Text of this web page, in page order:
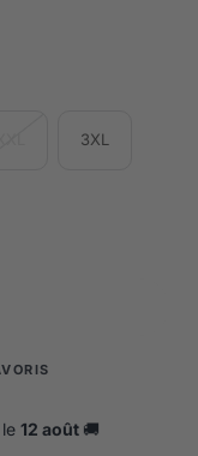
3XL
12 août 🚚